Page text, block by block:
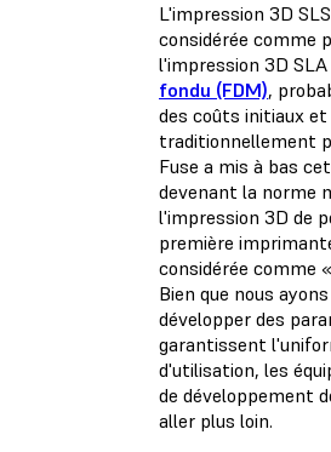
L'impression 3D
considérée comme
l'impression 3D SLA
fondu (FDM),
des coûts initiaux
traditionnellement
Fuse a mis à bas
devenant la norme
l'impression 3D de
première
considérée comme
Bien que nous
développer des
garantissent
d'utilisation, les
de développement
aller plus loin.